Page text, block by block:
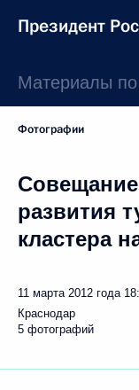
Президент
Материалы
Фотографии
развития
кластера
11 марта 2012 года
Краснодар
5 фотографий